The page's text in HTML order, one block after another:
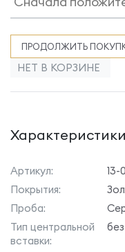
ПРОДОЛЖИТЬ
НЕТ В КОРЗИНЕ
Характеристики
Артикул:
13-
Покрытия:
Проба:
Тип центральной
вставки: